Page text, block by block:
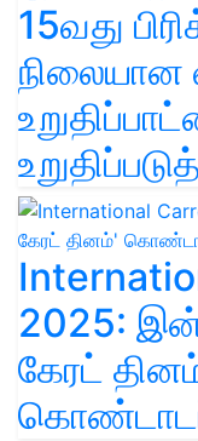
15வது
நிலையான
2025:
கேரட்